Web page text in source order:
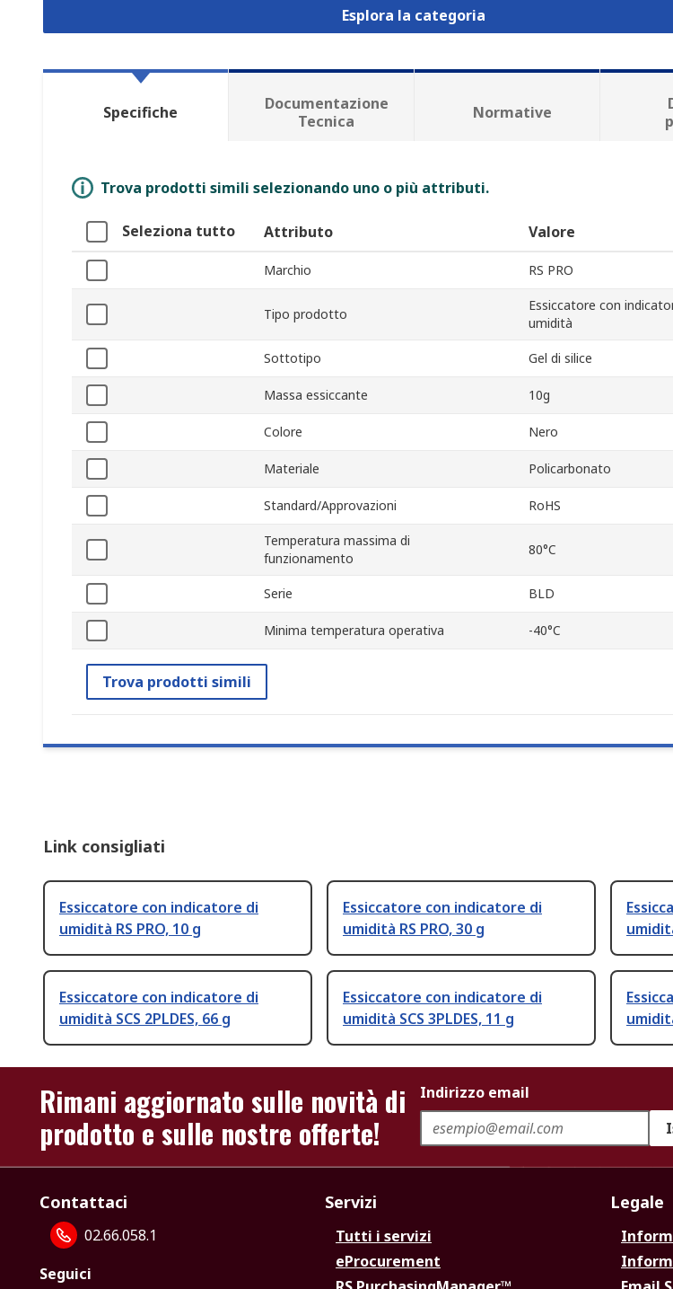
Esplora la categoria
Specifiche
Documentazione
Tecnica
Normative
Trova prodotti simili selezionando uno o più attributi.
Seleziona tutto Attributo Valore
Marchio RS PRO
Tipo prodotto
Essiccatore con
umidità
Sottotipo Gel di silice
Massa essiccante 10g
Colore Nero
Materiale Policarbonato
Standard/Approvazioni RoHS
Temperatura massima di
funzionamento
80°C
Serie BLD
Minima temperatura operativa -40°C
Trova prodotti simili
Link consigliati
Essiccatore con indicatore di
umidità RS PRO, 10 g
Essiccatore con indicatore di
umidità RS PRO, 30 g
Essiccatore con indicatore di
umidità SCS 2PLDES, 66 g
Essiccatore con indicatore di
umidità SCS 3PLDES, 11 g
Rimani aggiornato sulle novità di
prodotto e sulle nostre offerte!
Indirizzo email
Contattaci
02.66.058.1
Seguici
Servizi
Tutti i servizi
eProcurement
Legale